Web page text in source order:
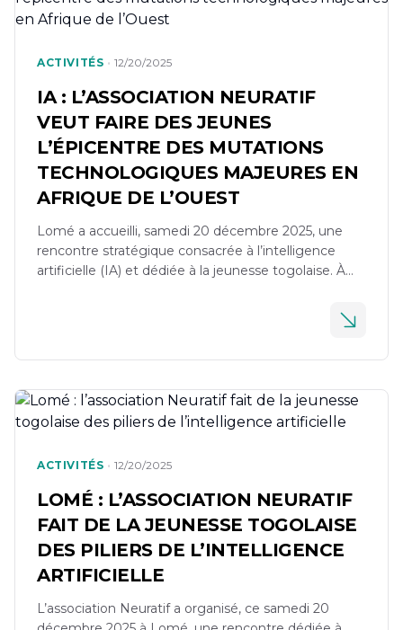
ACTIVITÉS • 12/20/2025
IA : L’ASSOCIATION NEURATIF
VEUT FAIRE DES JEUNES
L’ÉPICENTRE DES MUTATIONS
TECHNOLOGIQUES MAJEURES EN
AFRIQUE DE L’OUEST
Lomé a accueilli, samedi 20 décembre 2025, une
rencontre stratégique consacrée à l’intelligence
artificielle (IA) et dédiée à la jeunesse togolaise. À
le […]
ACTIVITÉS • 12/20/2025
LOMÉ : L’ASSOCIATION NEURATIF
FAIT DE LA JEUNESSE TOGOLAISE
DES PILIERS DE L’INTELLIGENCE
ARTIFICIELLE
L’association Neuratif a organisé, ce samedi 20